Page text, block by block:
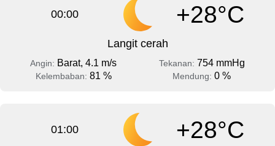
00:00 +28°C
Langit cerah
Angin: Barat, 4.1 m/s Tekanan: 754 mmHg
Kelembaban: 81 % Mendung: 0 %
01:00 +28°C